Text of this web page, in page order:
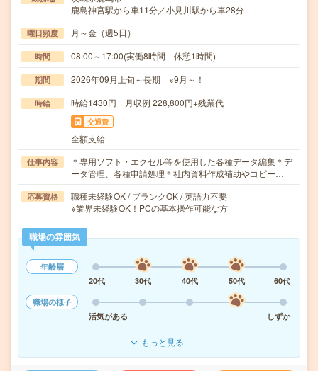
鹿島神宮駅から車11分／小見川駅から車28分
曜日頻度 月～金（週5日）
時間 08:00～17:00(実働8時間 休憩1時間)
期間 2026年09月上旬～長期 ※9月～！
時給 時給1430円 月収例 228,800円+残業代
交通費
全額支給
仕事内容
＊専用ソフト・エクセル等を使用した各種データ編集＊デ
ータ管理、各種申請処理＊社内資料作成補助やコピー…
応募資格
職種未経験OK / ブランクOK / 英語力不要
※業界未経験OK！PCの基本操作可能な方
職場の雰囲気
年齢層
20代
30代 40代 50代
60代
職場の様子
活気がある
しずか
もっと見る